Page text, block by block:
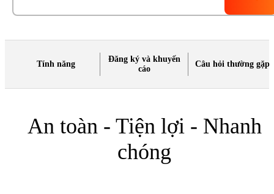
Tính năng
Đăng ký và khuyến
cáo
Câu hỏi thường gặp
An toàn - Tiện lợi - Nhanh
chóng